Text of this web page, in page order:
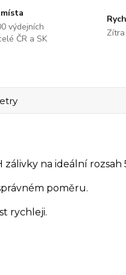
výdejních
ČR a SK
Zítra
na ideální rozsah
poměru.
rychleji.